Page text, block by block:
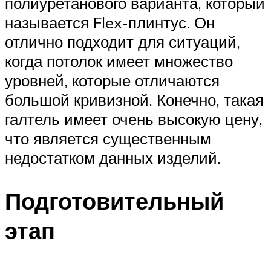
называется Flex-плинтус. Он
отлично подходит для ситуаций,
когда потолок имеет множество
уровней, которые отличаются
большой кривизной. Конечно, такая
галтель имеет очень высокую цену,
что является существенным
недостатком данных изделий.
Подготовительный
этап